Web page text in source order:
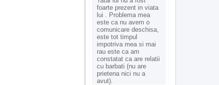
foarte prezent in viata
lui . Problema mea
este ca nu avem o
comunicare deschisa,
este tot timpul
impotriva mea si mai
rau este ca am
constatat ca are relatii
cu barbati (nu are
prietena nici nu a
avut).